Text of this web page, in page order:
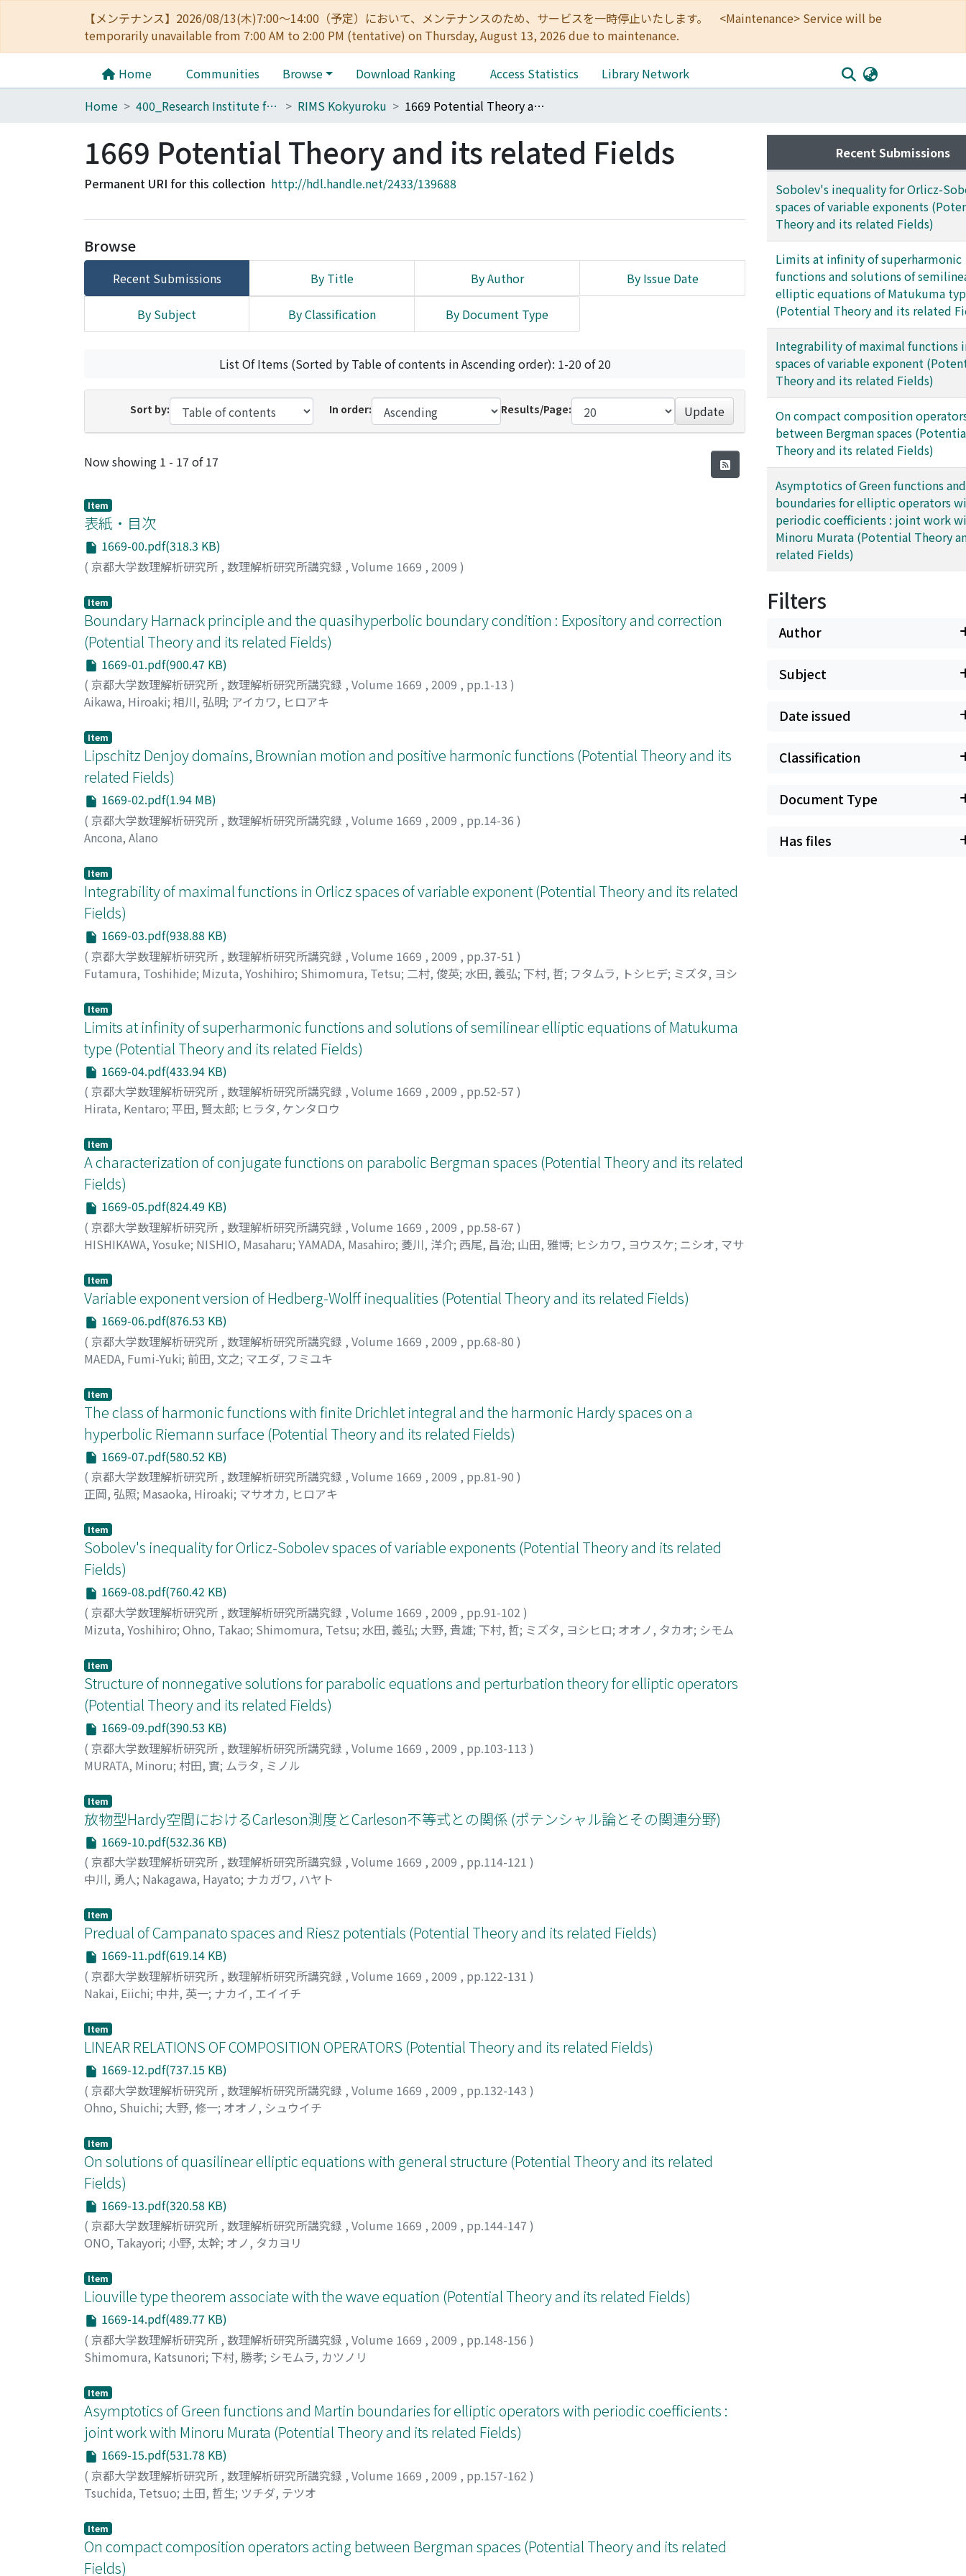
【メンテナンス】2026/08/13(木)7:00～14:00（予定）において、メンテナンスのため、サービスを一時停止いたします。 <Maintenance> Service will be
temporarily unavailable from 7:00 AM to 2:00 PM (tentative) on Thursday, August 13, 2026 due to maintenance.
Home Communities Browse Download Ranking Access Statistics
Library Network
Home
400_Research Institute for Mathematical Sciences RIMS Kokyuroku 1669 Potential Theory and its related Fields
1669 Potential Theory and its related Fields
Permanent URI for this collection http://hdl.handle.net/2433/139688
Browse
Recent Submissions By Title By Author By Issue Date
By Subject By Classification By Document Type
List Of Items (Sorted by Table of contents in Ascending order): 1-20 of 20
Sort by: In order: Results/Page: Update
Recent Submissions
Now showing 1 - 17 of 17
Item
表紙・目次
1669-00.pdf(318.3 KB)
( 京都大学数理解析研究所 , 数理解析研究所講究録 , Volume 1669 , 2009 )
Item
Boundary Harnack principle and the quasihyperbolic boundary condition : Expository and correction
(Potential Theory and its related Fields)
1669-01.pdf(900.47 KB)
( 京都大学数理解析研究所 , 数理解析研究所講究録 , Volume 1669 , 2009 , pp.1-13 )
Aikawa, Hiroaki; 相川, 弘明; アイカワ, ヒロアキ
Item
Lipschitz Denjoy domains, Brownian motion and positive harmonic functions (Potential Theory and its
related Fields)
1669-02.pdf(1.94 MB)
( 京都大学数理解析研究所 , 数理解析研究所講究録 , Volume 1669 , 2009 , pp.14-36 )
Ancona, Alano
Item
Integrability of maximal functions in Orlicz spaces of variable exponent (Potential Theory and its related
Fields)
1669-03.pdf(938.88 KB)
( 京都大学数理解析研究所 , 数理解析研究所講究録 , Volume 1669 , 2009 , pp.37-51 )
Futamura, Toshihide; Mizuta, Yoshihiro; Shimomura, Tetsu; 二村, 俊英; 水田, 義弘; 下村, 哲; フタムラ, トシヒデ; ミズタ, ヨシ
Item
Limits at infinity of superharmonic functions and solutions of semilinear elliptic equations of Matukuma
type (Potential Theory and its related Fields)
1669-04.pdf(433.94 KB)
( 京都大学数理解析研究所 , 数理解析研究所講究録 , Volume 1669 , 2009 , pp.52-57 )
Hirata, Kentaro; 平田, 賢太郎; ヒラタ, ケンタロウ
Item
A characterization of conjugate functions on parabolic Bergman spaces (Potential Theory and its related
Fields)
1669-05.pdf(824.49 KB)
( 京都大学数理解析研究所 , 数理解析研究所講究録 , Volume 1669 , 2009 , pp.58-67 )
HISHIKAWA, Yosuke; NISHIO, Masaharu; YAMADA, Masahiro; 菱川, 洋介; 西尾, 昌治; 山田, 雅博; ヒシカワ, ヨウスケ; ニシオ, マサ
Item
Variable exponent version of Hedberg-Wolff inequalities (Potential Theory and its related Fields)
1669-06.pdf(876.53 KB)
( 京都大学数理解析研究所 , 数理解析研究所講究録 , Volume 1669 , 2009 , pp.68-80 )
MAEDA, Fumi-Yuki; 前田, 文之; マエダ, フミユキ
Item
The class of harmonic functions with finite Drichlet integral and the harmonic Hardy spaces on a
hyperbolic Riemann surface (Potential Theory and its related Fields)
1669-07.pdf(580.52 KB)
( 京都大学数理解析研究所 , 数理解析研究所講究録 , Volume 1669 , 2009 , pp.81-90 )
正岡, 弘照; Masaoka, Hiroaki; マサオカ, ヒロアキ
Item
Sobolev's inequality for Orlicz-Sobolev spaces of variable exponents (Potential Theory and its related
Fields)
1669-08.pdf(760.42 KB)
( 京都大学数理解析研究所 , 数理解析研究所講究録 , Volume 1669 , 2009 , pp.91-102 )
Mizuta, Yoshihiro; Ohno, Takao; Shimomura, Tetsu; 水田, 義弘; 大野, 貴雄; 下村, 哲; ミズタ, ヨシヒロ; オオノ, タカオ; シモム
Item
Structure of nonnegative solutions for parabolic equations and perturbation theory for elliptic operators
(Potential Theory and its related Fields)
1669-09.pdf(390.53 KB)
( 京都大学数理解析研究所 , 数理解析研究所講究録 , Volume 1669 , 2009 , pp.103-113 )
MURATA, Minoru; 村田, 實; ムラタ, ミノル
Item
放物型Hardy空間におけるCarleson測度とCarleson不等式との関係 (ポテンシャル論とその関連分野)
1669-10.pdf(532.36 KB)
( 京都大学数理解析研究所 , 数理解析研究所講究録 , Volume 1669 , 2009 , pp.114-121 )
中川, 勇人; Nakagawa, Hayato; ナカガワ, ハヤト
Item
Predual of Campanato spaces and Riesz potentials (Potential Theory and its related Fields)
1669-11.pdf(619.14 KB)
( 京都大学数理解析研究所 , 数理解析研究所講究録 , Volume 1669 , 2009 , pp.122-131 )
Nakai, Eiichi; 中井, 英一; ナカイ, エイイチ
Item
LINEAR RELATIONS OF COMPOSITION OPERATORS (Potential Theory and its related Fields)
1669-12.pdf(737.15 KB)
( 京都大学数理解析研究所 , 数理解析研究所講究録 , Volume 1669 , 2009 , pp.132-143 )
Ohno, Shuichi; 大野, 修一; オオノ, シュウイチ
Item
On solutions of quasilinear elliptic equations with general structure (Potential Theory and its related
Fields)
1669-13.pdf(320.58 KB)
( 京都大学数理解析研究所 , 数理解析研究所講究録 , Volume 1669 , 2009 , pp.144-147 )
ONO, Takayori; 小野, 太幹; オノ, タカヨリ
Item
Liouville type theorem associate with the wave equation (Potential Theory and its related Fields)
1669-14.pdf(489.77 KB)
( 京都大学数理解析研究所 , 数理解析研究所講究録 , Volume 1669 , 2009 , pp.148-156 )
Shimomura, Katsunori; 下村, 勝孝; シモムラ, カツノリ
Item
Asymptotics of Green functions and Martin boundaries for elliptic operators with periodic coefficients :
joint work with Minoru Murata (Potential Theory and its related Fields)
1669-15.pdf(531.78 KB)
( 京都大学数理解析研究所 , 数理解析研究所講究録 , Volume 1669 , 2009 , pp.157-162 )
Tsuchida, Tetsuo; 土田, 哲生; ツチダ, テツオ
Item
On compact composition operators acting between Bergman spaces (Potential Theory and its related
Fields)
Recent Submissions
Sobolev's inequality for Orlicz-
spaces of variable exponents
Theory and its related Fields)
Limits at infinity of superharmonic
functions and solutions of
elliptic equations of Matukuma
(Potential Theory and its related
Integrability of maximal functions
spaces of variable exponent
Theory and its related Fields)
On compact composition
between Bergman spaces
Theory and its related Fields)
Asymptotics of Green functions
boundaries for elliptic operators
periodic coefficients : joint work
Minoru Murata (Potential Theory
related Fields)
Filters
Author
Subject
Date issued
Classification
Document Type
Has files